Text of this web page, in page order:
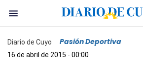
Diario de Cuyo Pasión Deportiva
16 de abril de 2015 - 00:00